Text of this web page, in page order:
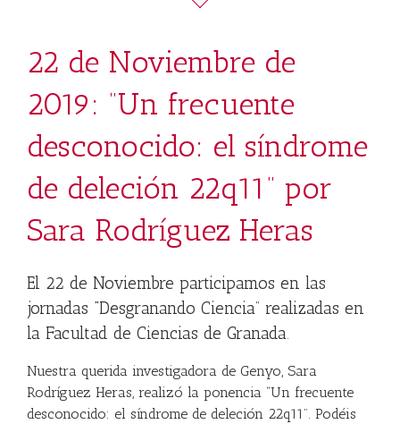
22 de Noviembre de
2019: “Un frecuente
desconocido: el síndrome
de deleción 22q11” por
Sara Rodríguez Heras
El 22 de Noviembre participamos en las
jornadas “Desgranando Ciencia” realizadas en
la Facultad de Ciencias de Granada.
Nuestra querida investigadora de Genyo, Sara
Rodríguez Heras, realizó la ponencia “Un frecuente
desconocido: el síndrome de deleción 22q11”. Podéis